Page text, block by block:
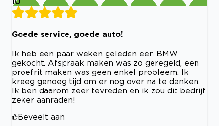
Goede service, goede auto!
Ik heb een paar weken geleden een BMW
gekocht. Afspraak maken was zo geregeld, een
proefrit maken was geen enkel probleem. Ik
kreeg genoeg tijd om er nog over na te denken.
Ik ben daarom zeer tevreden en ik zou dit bedrijf
zeker aanraden!
Beveelt aan